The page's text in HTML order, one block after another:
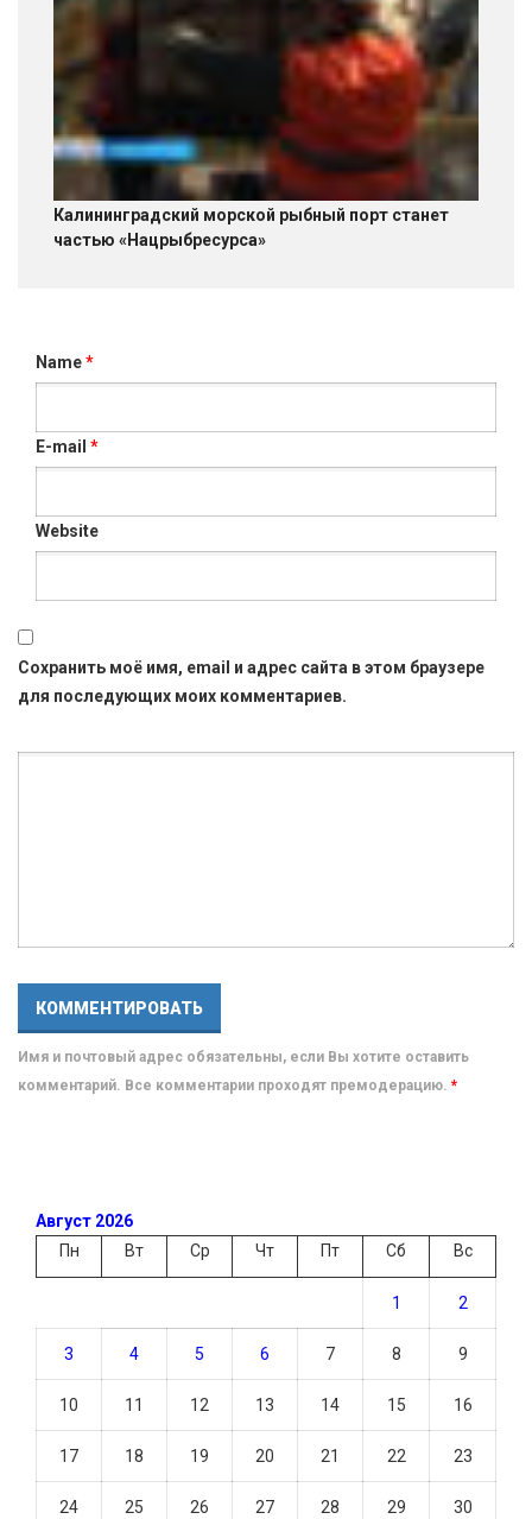
Калининградский морской рыбный порт станет
частью «Нацрыбресурса»
Name*
E-mail *
Website
Сохранить моё имя, email и адрес сайта в этом браузере
для последующих моих комментариев.
Имя и почтовый адрес обязательны, если Вы хотите оставить
комментарий. Все комментарии проходят премодерацию. *
Август 2026
Пн
Вт Ср Чт Пт Сб Вс
1 2
3 4 5 6 7 8 9
10 11 12 13 14 15 16
17 18 19 20 21 22 23
24 25 26 27 28 29 30